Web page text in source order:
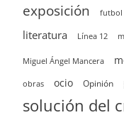
exposición futbol
literatura Línea 12
Miguel Ángel Mancera
obras ocio Opinión
solución del